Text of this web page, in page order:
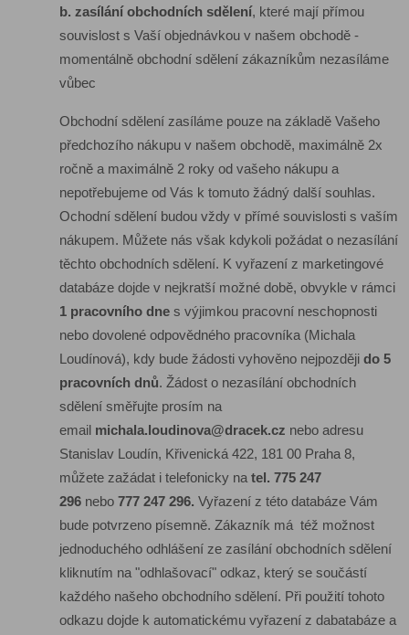
b. zasílání obchodních sdělení, které mají přímou
souvislost s Vaší objednávkou v našem obchodě -
momentálně obchodní sdělení zákazníkům nezasíláme
vůbec
Obchodní sdělení zasíláme pouze na základě Vašeho
předchozího nákupu v našem obchodě, maximálně 2x
ročně a maximálně 2 roky od vašeho nákupu a
nepotřebujeme od Vás k tomuto žádný další souhlas.
Ochodní sdělení budou vždy v přímé souvislosti s vaším
nákupem. Můžete nás však kdykoli požádat o nezasílání
těchto obchodních sdělení. K vyřazení z marketingové
databáze dojde v nejkratší možné době, obvykle v rámci
1 pracovního dne s výjimkou pracovní neschopnosti
nebo dovolené odpovědného pracovníka (Michala
Loudínová), kdy bude žádosti vyhověno nejpozději do 5
pracovních dnů. Žádost o nezasílání obchodních
sdělení směřujte prosím na
email michala.loudinova@dracek.cz nebo adresu
Stanislav Loudín, Křivenická 422, 181 00 Praha 8,
můžete zažádat i telefonicky na tel. 775 247
296 nebo 777 247 296. Vyřazení z této databáze Vám
bude potvrzeno písemně. Zákazník má též možnost
jednoduchého odhlášení ze zasílání obchodních sdělení
kliknutím na "odhlašovací" odkaz, který se součástí
každého našeho obchodního sdělení. Při použití tohoto
odkazu dojde k automatickému vyřazení z dabatabáze a